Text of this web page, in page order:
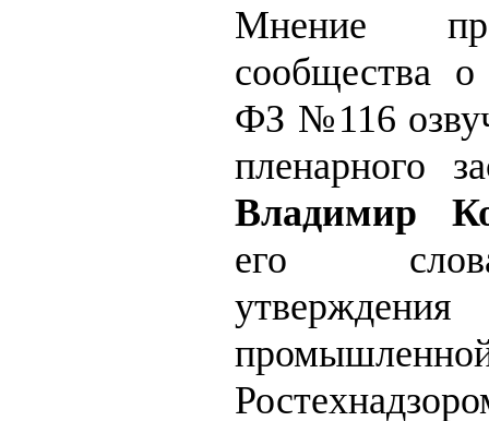
Мнение
сообщества
ФЗ №116
пленарного
Владимир
его